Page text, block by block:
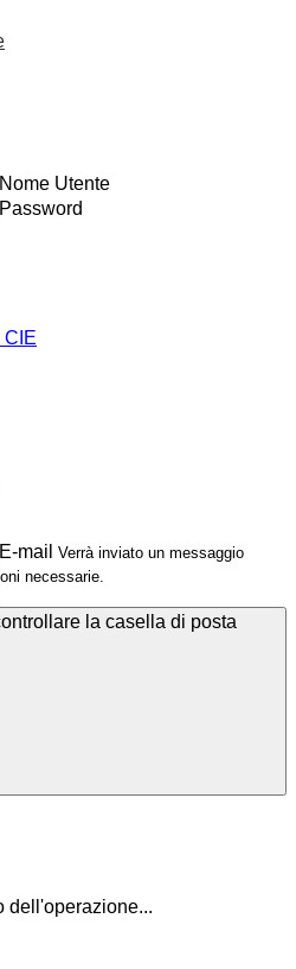
Nome Utente
Password
CIE
E-mail Verrà inviato un messaggio
necessarie.
la casella di posta
dell'operazione...